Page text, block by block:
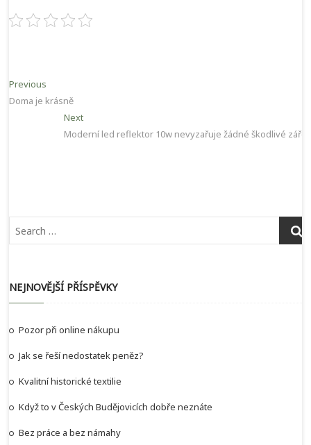
Navigace
pro
příspěvek
Previous
post:
Doma je krásně
NextNext
post:
Moderní led reflektor 10w nevyzařuje žádné škodlivé
NEJNOVĚJŠÍ PŘÍSPĚVKY
Pozor při online nákupu
Jak se řeší nedostatek peněz?
Kvalitní historické textilie
Když to v Českých Budějovicích dobře neznáte
Bez práce a bez námahy